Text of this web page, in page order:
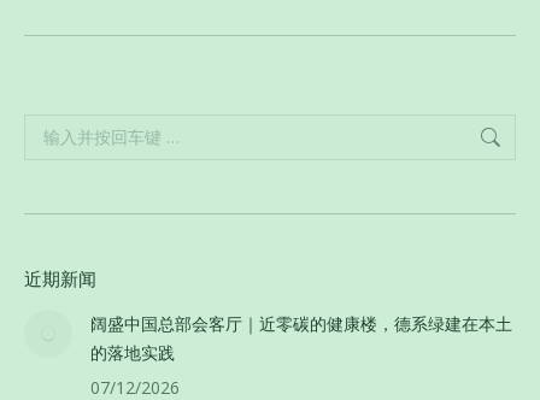
Search:
近期新闻
阔盛中国总部会客厅｜近零碳的健康楼，德系绿建在本土
的落地实践
07/12/2026